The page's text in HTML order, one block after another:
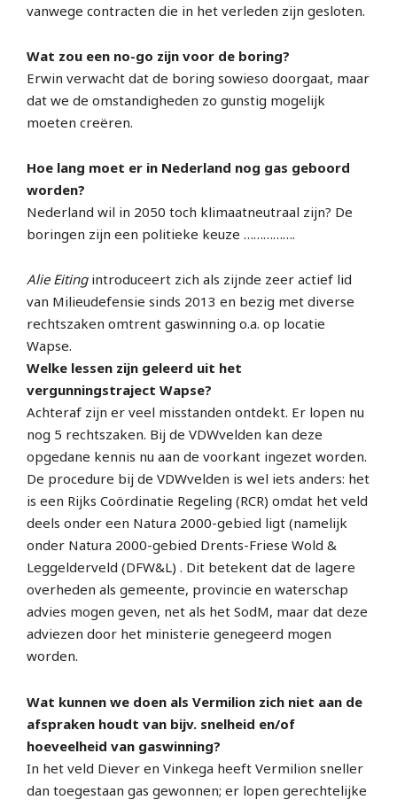
vanwege contracten die in het verleden zijn gesloten.
Wat zou een no-go zijn voor de boring?
Erwin verwacht dat de boring sowieso doorgaat, maar
dat we de omstandigheden zo gunstig mogelijk
moeten creëren.
Hoe lang moet er in Nederland nog gas geboord
worden?
Nederland wil in 2050 toch klimaatneutraal zijn? De
boringen zijn een politieke keuze …………….
Alie Eitingintroduceert zich als zijnde zeer actief lid
van Milieudefensie sinds 2013 en bezig met diverse
rechtszaken omtrent gaswinning o.a. op locatie
Wapse.
Welke lessen zijn geleerd uit het
vergunningstraject Wapse?
Achteraf zijn er veel misstanden ontdekt. Er lopen nu
nog 5 rechtszaken. Bij de VDWvelden kan deze
opgedane kennis nu aan de voorkant ingezet worden.
De procedure bij de VDWvelden is wel iets anders: het
is een Rijks Coördinatie Regeling (RCR) omdat het veld
deels onder een Natura 2000-gebied ligt (namelijk
onder Natura 2000-gebied Drents-Friese Wold &
Leggelderveld (DFW&L) . Dit betekent dat de lagere
overheden als gemeente, provincie en waterschap
advies mogen geven, net als het SodM, maar dat deze
adviezen door het ministerie genegeerd mogen
worden.
Wat kunnen we doen als Vermilion zich niet aan de
afspraken houdt van bijv. snelheid en/of
hoeveelheid van gaswinning?
In het veld Diever en Vinkega heeft Vermilion sneller
dan toegestaan gas gewonnen; er lopen gerechtelijke